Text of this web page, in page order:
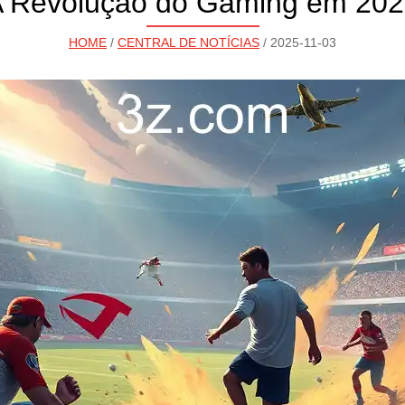
HOME / CENTRAL DE NOTÍCIAS / 2025-11-03